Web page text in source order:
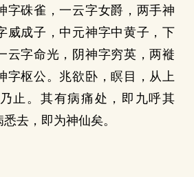
字硃雀，一云字女爵，两手神
威成子，中元神字中黄子，下
云字命光，阴神字穷英，两褷
字枢公。兆欲卧，瞑目，从上
止。其有病痛处，即九呼其
去，即为神仙矣。